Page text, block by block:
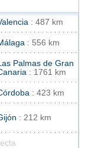
: 487 km
: 556 km
Palmas de Gran
: 1761 km
: 423 km
: 212 km